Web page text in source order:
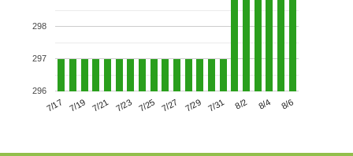
7/17 7/19 7/21 7/23 7/25 7/27 7/29 7/31 8/2 8/4 8/6
296
297
298